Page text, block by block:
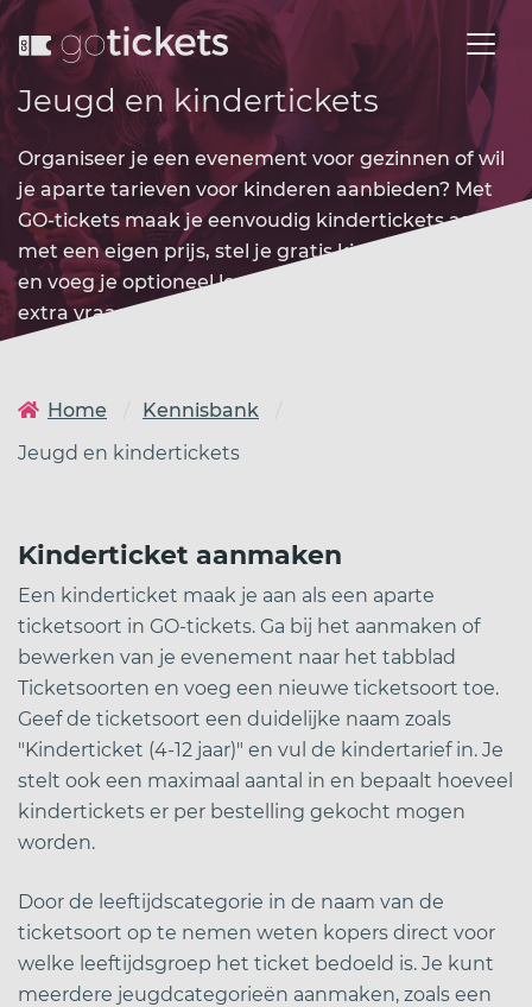
Jeugd en kindertickets
Organiseer je een evenement voor gezinnen of wil
je aparte tarieven voor kinderen aanbieden? Met
GO-tickets maak je eenvoudig kindertickets aan
met een eigen prijs, stel je gratis kindertickets in
en voeg je optioneel leeftijdsverificatie toe via een
extra vraag in het bestelproces.
Home
Kennisbank
Jeugd en kindertickets
Kinderticket aanmaken
Een kinderticket maak je aan als een aparte
ticketsoort in GO-tickets. Ga bij het aanmaken of
bewerken van je evenement naar het tabblad
Ticketsoorten en voeg een nieuwe ticketsoort toe.
Geef de ticketsoort een duidelijke naam zoals
"Kinderticket (4-12 jaar)" en vul de kindertarief in. Je
stelt ook een maximaal aantal in en bepaalt hoeveel
kindertickets er per bestelling gekocht mogen
worden.
Door de leeftijdscategorie in de naam van de
ticketsoort op te nemen weten kopers direct voor
welke leeftijdsgroep het ticket bedoeld is. Je kunt
meerdere jeugdcategorieën aanmaken, zoals een